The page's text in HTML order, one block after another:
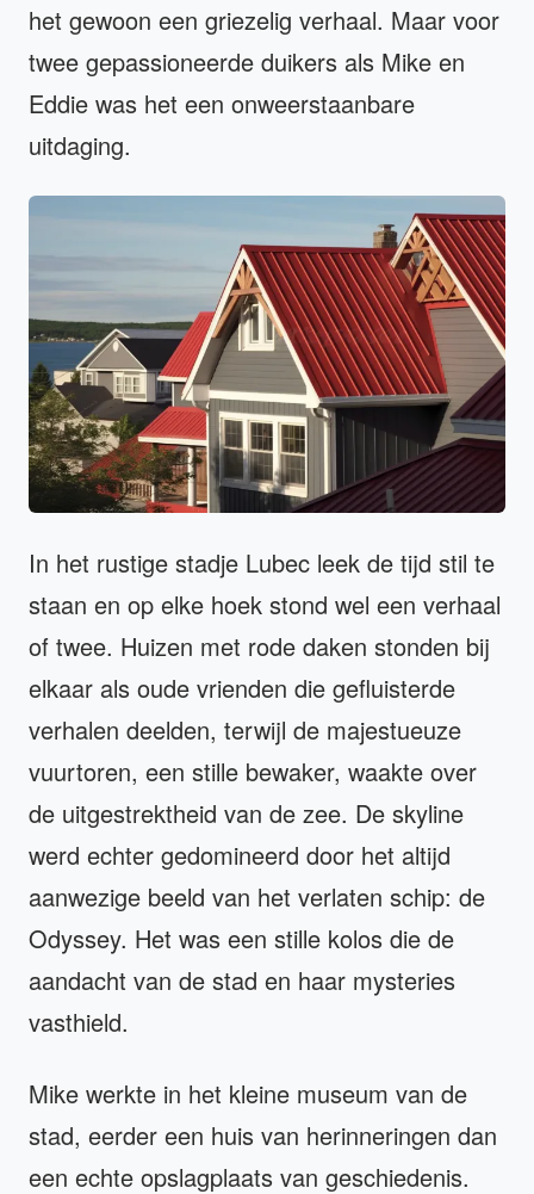
het gewoon een griezelig verhaal. Maar voor
twee gepassioneerde duikers als Mike en
Eddie was het een onweerstaanbare
uitdaging.
In het rustige stadje Lubec leek de tijd stil te
staan en op elke hoek stond wel een verhaal
of twee. Huizen met rode daken stonden bij
elkaar als oude vrienden die gefluisterde
verhalen deelden, terwijl de majestueuze
vuurtoren, een stille bewaker, waakte over
de uitgestrektheid van de zee. De skyline
werd echter gedomineerd door het altijd
aanwezige beeld van het verlaten schip: de
Odyssey. Het was een stille kolos die de
aandacht van de stad en haar mysteries
vasthield.
Mike werkte in het kleine museum van de
stad, eerder een huis van herinneringen dan
een echte opslagplaats van geschiedenis.